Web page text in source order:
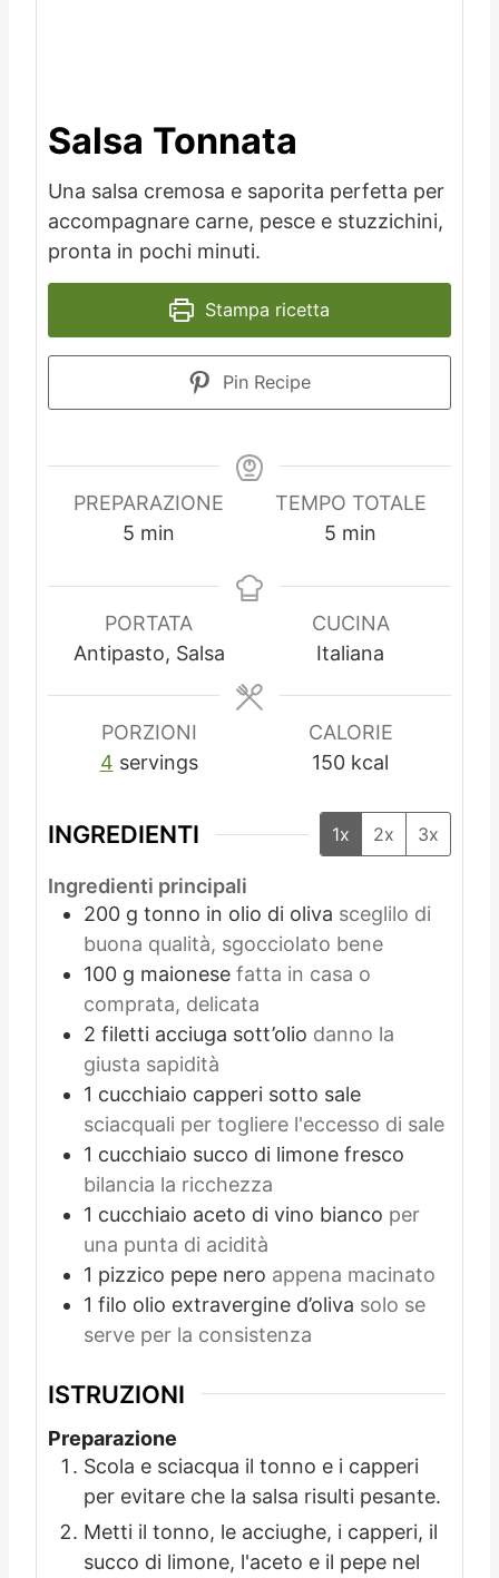
Salsa Tonnata
Una salsa cremosa e saporita perfetta per
accompagnare carne, pesce e stuzzichini,
pronta in pochi minuti.
Stampa ricetta
Pin Recipe
PREPARAZIONE
5 m
n
u
t
min
TEMPO TOTALE
5 m
n
u
t
min
PORTATA
Antipasto, Salsa
CUCINA
Italiana
PORZIONI
4 servings
CALORIE
150 kcal
INGREDIENTI 1x 2x 3x
Ingredienti principali
200 g tonno in olio di oliva sceglilo di
buona qualità, sgocciolato bene
100 g maionese fatta in casa o
comprata, delicata
2 filetti acciuga sott’olio danno la
giusta sapidità
1 cucchiaio capperi sotto sale
sciacquali per togliere l'eccesso di sale
1 cucchiaio succo di limone fresco
bilancia la ricchezza
1 cucchiaio aceto di vino bianco per
una punta di acidità
1 pizzico pepe nero appena macinato
1 filo olio extravergine d’oliva solo se
serve per la consistenza
ISTRUZIONI
Preparazione
Scola e sciacqua il tonno e i capperi
per evitare che la salsa risulti pesante.
Metti il tonno, le acciughe, i capperi, il
succo di limone, l'aceto e il pepe nel